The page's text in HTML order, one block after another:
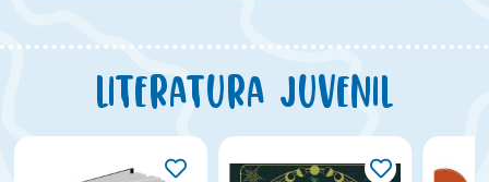
Literatura juvenil